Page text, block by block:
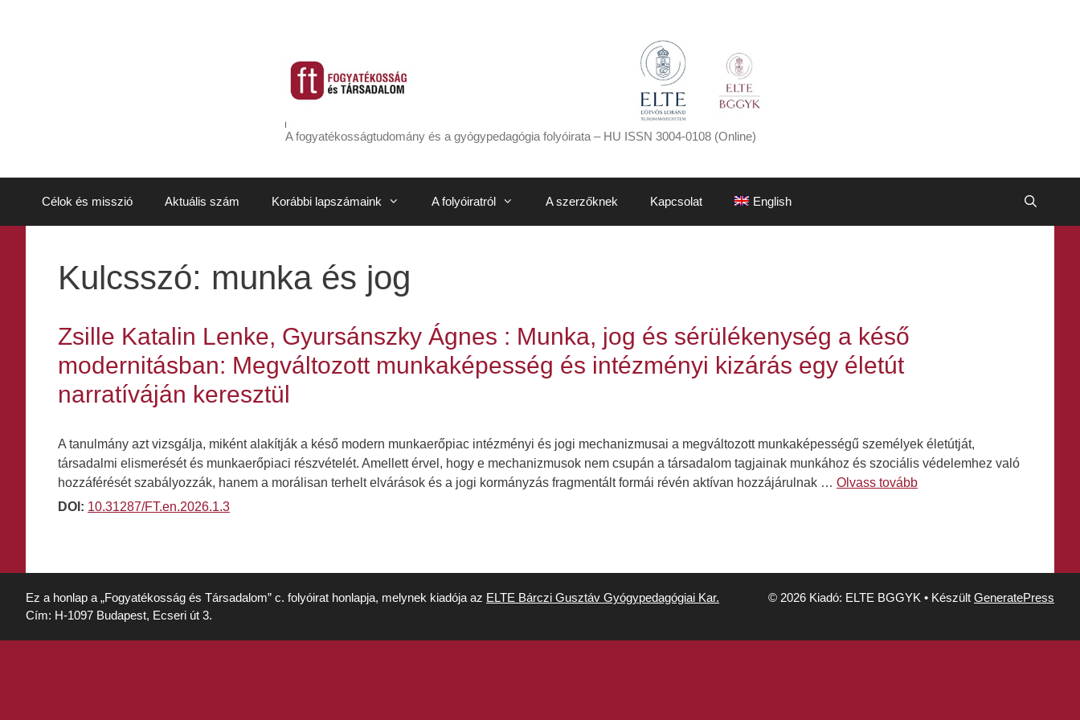
A fogyatékosságtudomány és a gyógypedagógia folyóirata – HU ISSN 3004-0108 (Online)
Célok és misszió Aktuális szám Korábbi lapszámaink A folyóiratról A szerzőknek Kapcsolat English
Kulcsszó: munka és jog
Zsille Katalin Lenke, Gyursánszky Ágnes : Munka, jog és sérülékenység a késő
modernitásban: Megváltozott munkaképesség és intézményi kizárás egy életút
narratíváján keresztül
A tanulmány azt vizsgálja, miként alakítják a késő modern munkaerőpiac intézményi és jogi mechanizmusai a megváltozott munkaképességű személyek életútját,
társadalmi elismerését és munkaerőpiaci részvételét. Amellett érvel, hogy e mechanizmusok nem csupán a társadalom tagjainak munkához és szociális védelemhez való
hozzáférését szabályozzák, hanem a morálisan terhelt elvárások és a jogi kormányzás fragmentált formái révén aktívan hozzájárulnak … Olvass tovább
DOI: 10.31287/FT.en.2026.1.3
Ez a honlap a „Fogyatékosság és Társadalom” c. folyóirat honlapja, melynek kiadója az ELTE Bárczi Gusztáv Gyógypedagógiai Kar.
Cím: H-1097 Budapest, Ecseri út 3.
© 2026 Kiadó: ELTE BGGYK • Készült GeneratePress